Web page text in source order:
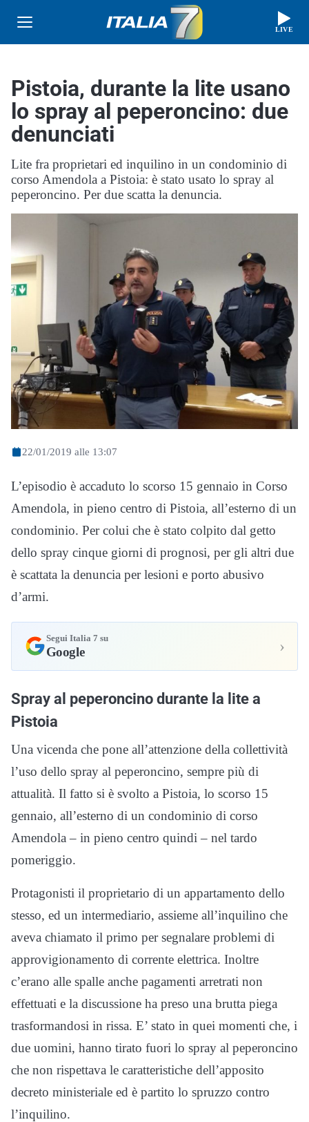
LIVE
Pistoia, durante la lite usano
lo spray al peperoncino: due
denunciati
Lite fra proprietari ed inquilino in un condominio di
corso Amendola a Pistoia: è stato usato lo spray al
peperoncino. Per due scatta la denuncia.
22/01/2019 alle 13:07
L’episodio è accaduto lo scorso 15 gennaio in Corso
Amendola, in pieno centro di Pistoia, all’esterno di un
condominio. Per colui che è stato colpito dal getto
dello spray cinque giorni di prognosi, per gli altri due
è scattata la denuncia per lesioni e porto abusivo
d’armi.
Segui Italia 7 su
Google ›
Spray al peperoncino durante la lite a
Pistoia
Una vicenda che pone all’attenzione della collettività
l’uso dello spray al peperoncino, sempre più di
attualità. Il fatto si è svolto a Pistoia, lo scorso 15
gennaio, all’esterno di un condominio di corso
Amendola – in pieno centro quindi – nel tardo
pomeriggio.
Protagonisti il proprietario di un appartamento dello
stesso, ed un intermediario, assieme all’inquilino che
aveva chiamato il primo per segnalare problemi di
approvigionamento di corrente elettrica. Inoltre
c’erano alle spalle anche pagamenti arretrati non
effettuati e la discussione ha preso una brutta piega
trasformandosi in rissa. E’ stato in quei momenti che, i
due uomini, hanno tirato fuori lo spray al peperoncino
che non rispettava le caratteristiche dell’apposito
decreto ministeriale ed è partito lo spruzzo contro
l’inquilino.